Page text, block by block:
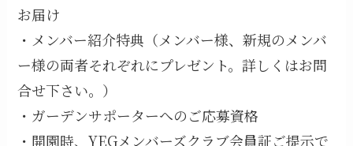
お届け
・メンバー紹介特典（メンバー様、新規のメンバ
ー様の両者それぞれにプレゼント。詳しくはお問
合せ下さい。）
・ガーデンサポーターへのご応募資格
・開園時、YEGメンバーズクラブ会員証ご提示で